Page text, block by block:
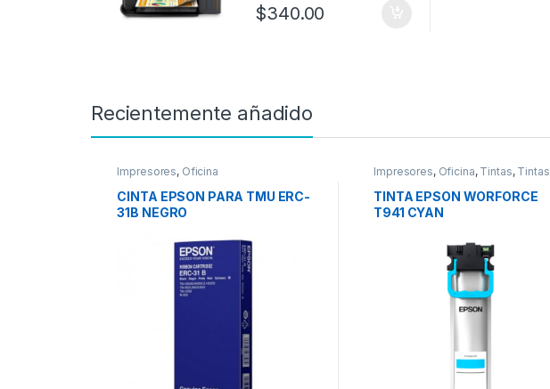
$340.00
Recientemente añadido
Impresores, Oficina
CINTA EPSON PARA TMU ERC-
31B NEGRO
Impresores, Oficina, Tintas, Tintas
Epson
TINTA EPSON WORFORCE
T941 CYAN